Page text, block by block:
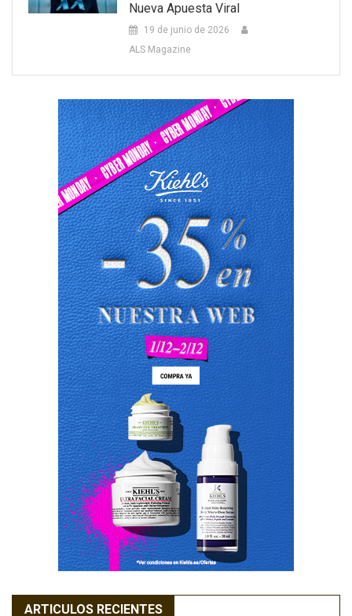
Nueva Apuesta Viral
19 de junio de 2026
ALS Magazine
ARTICULOS RECIENTES